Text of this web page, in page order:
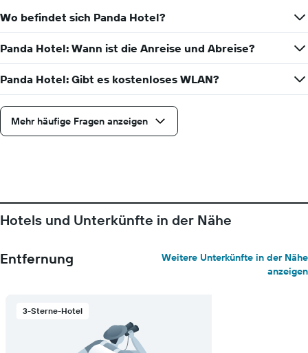
Zimmerpreis
anzeigt
Wo befindet sich Panda Hotel?
Panda Hotel: Wann ist die Anreise und Abreise?
Panda Hotel: Gibt es kostenloses WLAN?
Mehr häufige Fragen anzeigen
Hotels und Unterkünfte in der Nähe
Entfernung
Weitere Unterkünfte in der Nähe
anzeigen
3-Sterne-Hotel